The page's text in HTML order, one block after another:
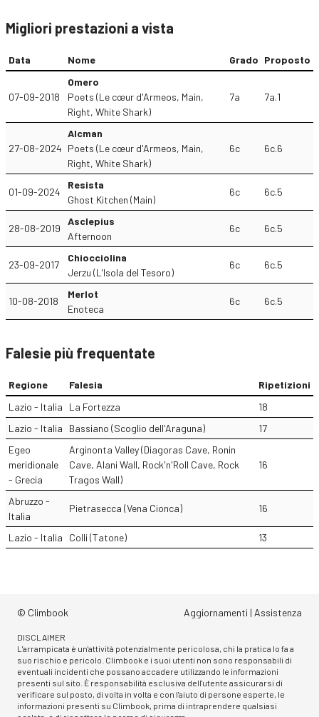
Migliori prestazioni a vista
Data Nome Grado Proposto
07-09-2018
Omero
Poets (Le cœur d'Armeos, Main,
Right, White Shark)
7a 7a.1
27-08-2024
Alcman
Poets (Le cœur d'Armeos, Main,
Right, White Shark)
6c 6c.6
01-09-2024
Resista
Ghost Kitchen (Main)
6c 6c.5
28-08-2019
Asclepius
Afternoon
6c 6c.5
23-09-2017
Chiocciolina
Jerzu (L'Isola del Tesoro)
6c 6c.5
10-08-2018
Merlot
Enoteca
6c 6c.5
Falesie più frequentate
Regione Falesia
Ripetizioni
Lazio - Italia
La Fortezza
18
Lazio - Italia
Bassiano (Scoglio dell'Araguna)
17
Egeo
meridionale
- Grecia
Arginonta Valley (Diagoras Cave, Ronin
Cave, Alani Wall, Rock'n'Roll Cave, Rock
Tragos Wall)
16
Abruzzo -
Italia
Pietrasecca (Vena Cionca) 16
Lazio - Italia Colli (Tatone) 13
© Climbook Aggiornamenti | Assistenza
DISCLAIMER
L'arrampicata è un'attività potenzialmente pericolosa, chi la pratica lo fa a
suo rischio e pericolo. Climbook e i suoi utenti non sono responsabili di
eventuali incidenti che possano accadere utilizzando le informazioni
presenti sul sito. È responsabilità esclusiva dell'utente assicurarsi di
verificare sul posto, di volta in volta e con l'aiuto di persone esperte, le
informazioni presenti su Climbook, prima di intraprendere qualsiasi